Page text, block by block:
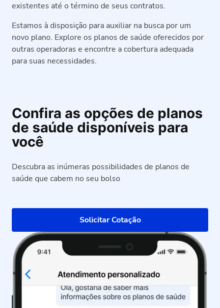
existentes até o término de seus contratos.
Estamos à disposição para auxiliar na busca por um
novo plano. Explore os planos de saúde oferecidos por
outras operadoras e encontre a cobertura adequada
para suas necessidades.
Confira as opções de planos
de saúde disponíveis para
você
Descubra as inúmeras possibilidades de planos de
saúde que cabem no seu bolso
Solicitar Cotação